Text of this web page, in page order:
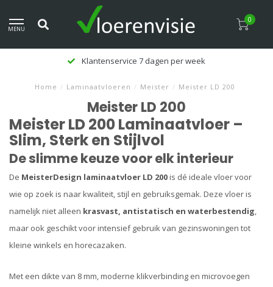
MENU
0
Klantenservice 7 dagen per week
Home / Laminaatvloeren / Meister / Meister LD 200
Meister LD 200
Meister LD 200 Laminaatvloer –
Slim, Sterk en Stijlvol
De slimme keuze voor elk interieur
De MeisterDesign laminaatvloer LD 200is dé ideale vloer voor
wie op zoek is naar kwaliteit, stijl en gebruiksgemak. Deze vloer is
namelijk niet alleen krasvast, antistatisch en waterbestendig,
maar ook geschikt voor intensief gebruik van gezinswoningen tot
kleine winkels en horecazaken.
Met een dikte van 8 mm, moderne klikverbinding en microvoegen